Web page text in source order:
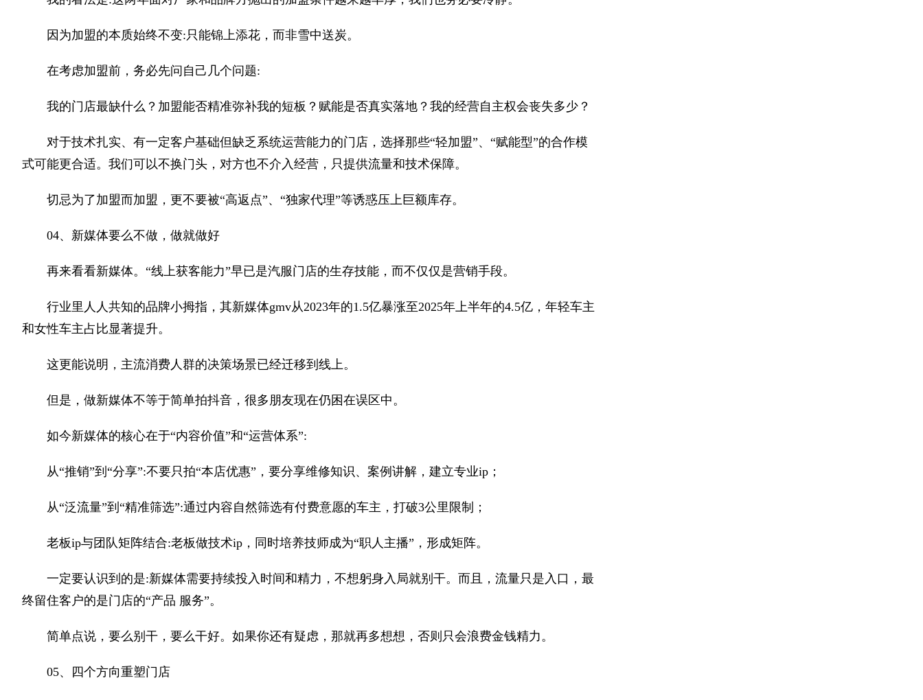
因为加盟的本质始终不变:只能锦上添花，而非雪中送炭。
在考虑加盟前，务必先问自己几个问题:
我的门店最缺什么？加盟能否精准弥补我的短板？赋能是否真实落地？我的经营自主权会丧失多少？
对于技术扎实、有一定客户基础但缺乏系统运营能力的门店，选择那些“轻加盟”、“赋能型”的合作模
式可能更合适。我们可以不换门头，对方也不介入经营，只提供流量和技术保障。
切忌为了加盟而加盟，更不要被“高返点”、“独家代理”等诱惑压上巨额库存。
04、新媒体要么不做，做就做好
再来看看新媒体。“线上获客能力”早已是汽服门店的生存技能，而不仅仅是营销手段。
行业里人人共知的品牌小拇指，其新媒体gmv从2023年的1.5亿暴涨至2025年上半年的4.5亿，年轻车主
和女性车主占比显著提升。
这更能说明，主流消费人群的决策场景已经迁移到线上。
但是，做新媒体不等于简单拍抖音，很多朋友现在仍困在误区中。
如今新媒体的核心在于“内容价值”和“运营体系”:
从“推销”到“分享”:不要只拍“本店优惠”，要分享维修知识、案例讲解，建立专业ip；
从“泛流量”到“精准筛选”:通过内容自然筛选有付费意愿的车主，打破3公里限制；
老板ip与团队矩阵结合:老板做技术ip，同时培养技师成为“职人主播”，形成矩阵。
一定要认识到的是:新媒体需要持续投入时间和精力，不想躬身入局就别干。而且，流量只是入口，最
终留住客户的是门店的“产品 服务”。
简单点说，要么别干，要么干好。如果你还有疑虑，那就再多想想，否则只会浪费金钱精力。
05、四个方向重塑门店